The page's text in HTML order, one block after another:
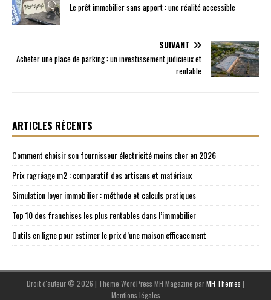
Le prêt immobilier sans apport : une réalité accessible
SUIVANT
Acheter une place de parking : un investissement judicieux et
rentable
ARTICLES RÉCENTS
Comment choisir son fournisseur électricité moins cher en 2026
Prix ragréage m2 : comparatif des artisans et matériaux
Simulation loyer immobilier : méthode et calculs pratiques
Top 10 des franchises les plus rentables dans l’immobilier
Outils en ligne pour estimer le prix d’une maison efficacement
Droit d'auteur © 2026 | Thème WordPress MH Magazine parMH Themes |
Mentions légales